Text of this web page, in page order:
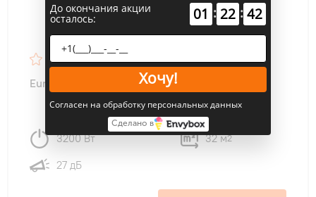
4.7 48
Eurohoff EV-12
3200 Вт 32 м2
27 дБ
До окончания акции
осталось: 01 : 22 : 42
Хочу!
Согласен на обработку персональных данных
Сделано в